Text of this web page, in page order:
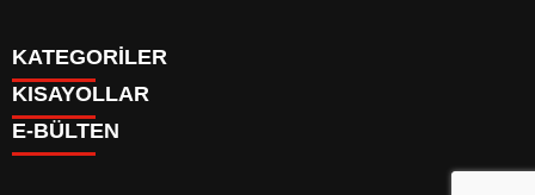
KATEGORİLER
KÜNYE
İLETİŞİM
KISAYOLLAR
Firma Ekle
E-BÜLTEN